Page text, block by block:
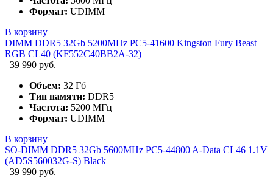
Формат: UDIMM
В корзину
DIMM DDR5 32Gb 5200MHz PC5-41600 Kingston Fury Beast
RGB CL40 (KF552C40BB2A-32)
39 990 руб.
Объем: 32 Гб
Тип памяти: DDR5
Частота: 5200 МГц
Формат: UDIMM
В корзину
SO-DIMM DDR5 32Gb 5600MHz PC5-44800 A-Data CL46 1.1V
(AD5S560032G-S) Black
39 990 руб.